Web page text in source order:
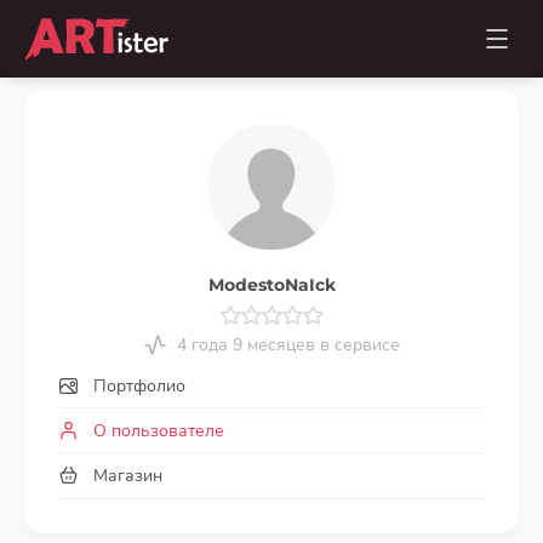
ModestoNaIck
4 года 9 месяцев в сервисе
Портфолио
О пользователе
Магазин